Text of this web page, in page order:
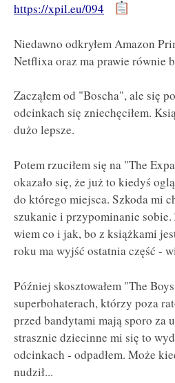
https://xpil.eu/094
Niedawno odkryłem Amazon
Netflixa oraz ma prawie równie
Zacząłem od "Boscha", ale się
odcinkach się zniechęciłem.
dużo lepsze.
Potem rzuciłem się na "The
okazało się, że już to kiedyś
do którego miejsca. Szkoda mi
szukanie i przypominanie
wiem co i jak, bo z książkami
roku ma wyjść ostatnia część -
Później skosztowałem "The
superbohaterach, którzy poza
przed bandytami mają sporo za
strasznie dziecinne mi się to
odcinkach - odpadłem. Może
nudził...